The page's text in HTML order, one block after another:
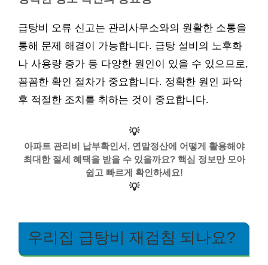
급탕비 오류 신고는 관리사무소와의 원활한 소통을
통해 문제 해결이 가능합니다. 급탕 설비의 노후화
나 사용량 증가 등 다양한 원인이 있을 수 있으므로,
꼼꼼한 확인 절차가 중요합니다. 정확한 원인 파악
후 적절한 조치를 취하는 것이 중요합니다.
💡
아파트 관리비 납부확인서, 연말정산에 어떻게 활용해야
최대한 절세 혜택을 받을 수 있을까요? 핵심 정보만 모아
쉽고 빠르게 확인하세요!
💡
우리집 급탕비 재검침 되나요?